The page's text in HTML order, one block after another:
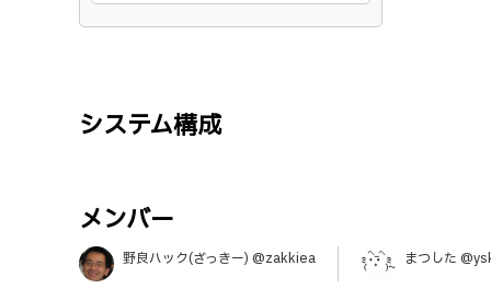
システム構成
メンバー
野良ハック(ざっきー) @zakkiea まつした